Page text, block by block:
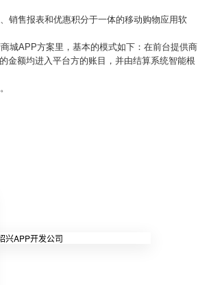
销售报表和优惠积分于一体的移动购物应用软
城APP方案里，基本的模式如下：在前台提供商
金额均进入平台方的账目，并由结算系统智能根